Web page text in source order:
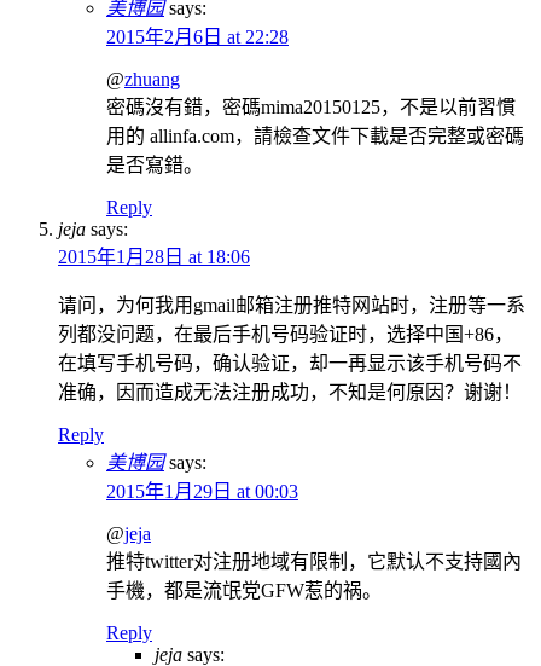
美博园 says:
2015年2月6日 at 22:28
@zhuang
密碼沒有錯，密碼mima20150125，不是以前習慣
用的 allinfa.com，請檢查文件下載是否完整或密碼
是否寫錯。
Reply
jeja says:
2015年1月28日 at 18:06
请问，为何我用gmail邮箱注册推特网站时，注册等一系
列都没问题，在最后手机号码验证时，选择中国+86，
在填写手机号码，确认验证，却一再显示该手机号码不
准确，因而造成无法注册成功，不知是何原因？谢谢！
Reply
美博园 says:
2015年1月29日 at 00:03
@jeja
推特twitter对注册地域有限制，它默认不支持國內
手機，都是流氓党GFW惹的祸。
Reply
jeja says: